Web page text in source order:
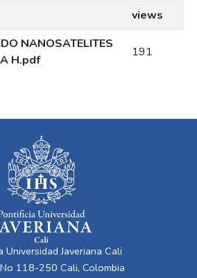
views
NANOSATELITES
H.pdf
191
Universidad Javeriana Cali
118-250 Cali, Colombia